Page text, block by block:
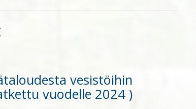
vesistöihin
vuodelle 2024 )